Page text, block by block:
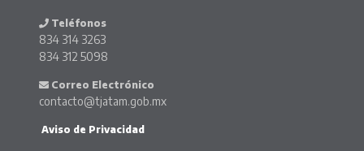
Teléfonos
834 314 3263
834 312 5098
Correo Electrónico
contacto@tjatam.gob.mx
Aviso de Privacidad